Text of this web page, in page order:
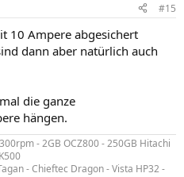
#15
10 Ampere abgesichert
dann aber natürlich auch
die ganze
hängen.
- 2GB OCZ800 - 250GB Hitachi
- Chieftec Dragon - Vista HP32 -